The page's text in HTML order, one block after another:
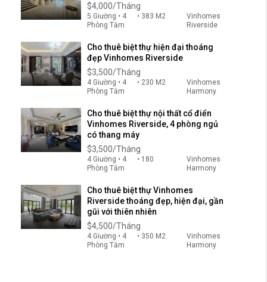
$4,000/Tháng
5 Giường • 4
Phòng Tắm
• 383 M2
Vinhomes
Riverside
Cho thuê biệt thự hiện đại thoáng
đẹp Vinhomes Riverside
$3,500/Tháng
4 Giường • 4
Phòng Tắm
• 230 M2
Vinhomes
Harmony
Cho thuê biệt thự nội thất cổ điển
Vinhomes Riverside, 4 phòng ngủ
có thang máy
$3,500/Tháng
4 Giường • 4
Phòng Tắm
• 180
Vinhomes
Harmony
Cho thuê biệt thự Vinhomes
Riverside thoáng đẹp, hiện đại, gần
gũi với thiên nhiên
$4,500/Tháng
4 Giường • 4
Phòng Tắm
• 350 M2
Vinhomes
Harmony